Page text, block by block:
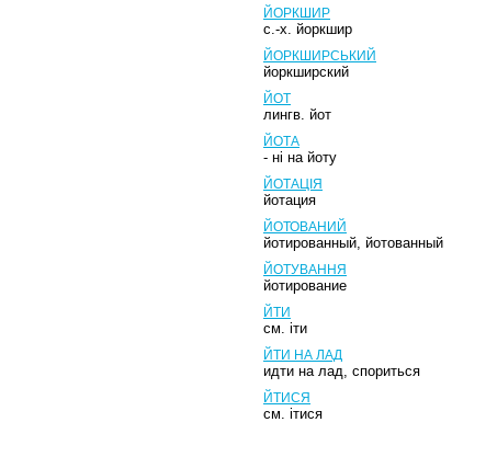
ЙОРКШИР
с.-х. йоркшир
ЙОРКШИРСЬКИЙ
йоркширский
ЙОТ
лингв. йот
ЙОТА
- ні на йоту
ЙОТАЦІЯ
йотация
ЙОТОВАНИЙ
йотированный, йотованный
ЙОТУВАННЯ
йотирование
ЙТИ
см. іти
ЙТИ НА ЛАД
идти на лад, спориться
ЙТИСЯ
см. ітися